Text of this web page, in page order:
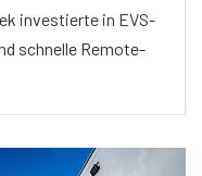
investierte in EVS-
schnelle Remote-